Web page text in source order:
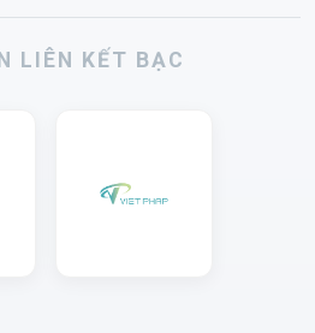
LIÊN KẾT BẠC